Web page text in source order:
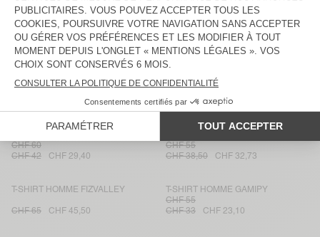
T-SHIRT HOMME DEVON
CHF 60
CHF 36
CHF 23,40
T-SHIRT HOMME FIZVALLEY
CHF 65
CHF 39
CHF 33,15
T-SHIRT HOMME LIRK
T-SHIRT HOMME SONOMA
CHF 75
CHF 52,50
CHF 36,75
CHF 60
CHF 42
CHF 29,40
CHF 55
CHF 38,50
CHF 32,73
T-SHIRT HOMME FIZVALLEY
CHF 65 CHF 45,50
T-SHIRT HOMME GAMIPY
CHF 55
CHF 33
CHF 23,10